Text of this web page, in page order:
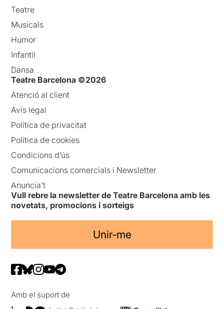
Teatre
Musicals
Humor
Infantil
Dansa
Teatre Barcelona ©2026
Atenció al client
Avís legal
Política de privacitat
Política de cookies
Condicions d’ús
Comunicacions comercials i Newsletter
Anuncia’t
Vull rebre la newsletter de Teatre Barcelona amb les
novetats, promocions i sorteigs
Unir-me
Amb el suport de